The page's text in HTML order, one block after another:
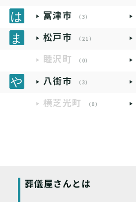
富津市 （3）
松戸市 （21）
睦沢町 （0）
八街市 （3）
横芝光町 （0）
葬儀屋さんとは